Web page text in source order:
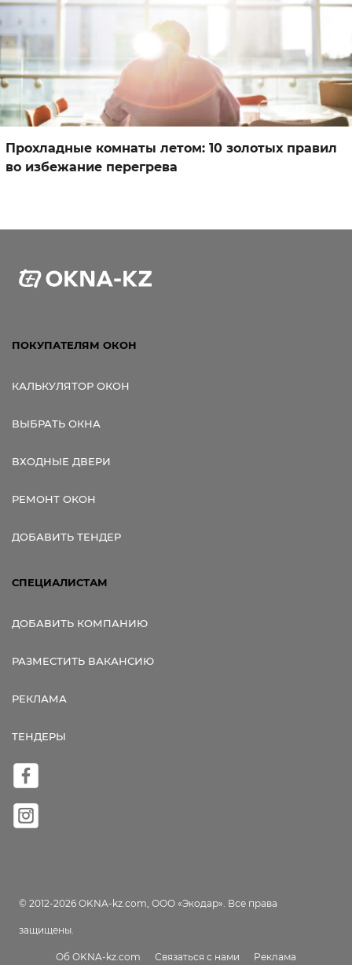
Прохладные комнаты летом: 10 золотых правил
во избежание перегрева
ПОКУПАТЕЛЯМ ОКОН
КАЛЬКУЛЯТОР ОКОН
ВЫБРАТЬ ОКНА
ВХОДНЫЕ ДВЕРИ
РЕМОНТ ОКОН
ДОБАВИТЬ ТЕНДЕР
СПЕЦИАЛИСТАМ
ДОБАВИТЬ КОМПАНИЮ
РАЗМЕСТИТЬ ВАКАНСИЮ
РЕКЛАМА
ТЕНДЕРЫ
© 2012-2026 OKNA-kz.com, ООО «Экодар». Все права
защищены.
Об OKNA-kz.com Связаться с нами Реклама